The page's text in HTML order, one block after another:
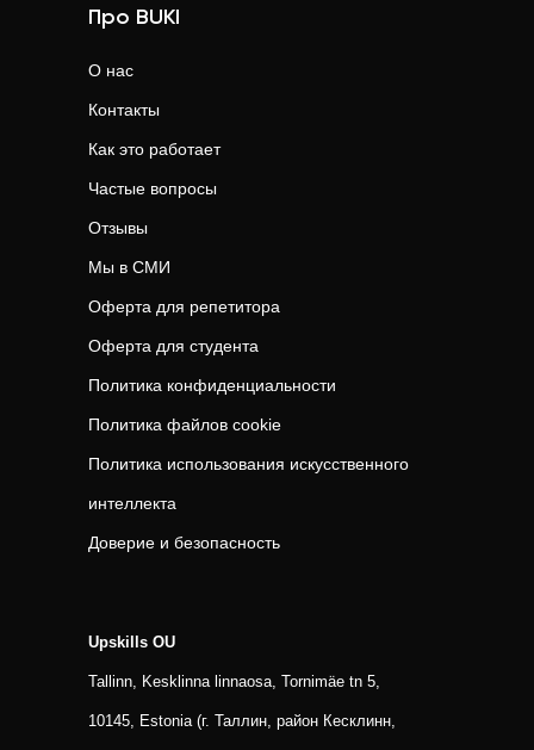
Про BUKI
О нас
Контакты
Как это работает
Частые вопросы
Отзывы
Мы в СМИ
Оферта для репетитора
Оферта для студента
Политика конфиденциальности
Политика файлов cookie
Политика использования искусственного
интеллекта
Доверие и безопасность
Upskills OU
Tallinn, Kesklinna linnaosa, Tornimäe tn 5,
10145, Estonia (г. Таллин, район Кесклинн,